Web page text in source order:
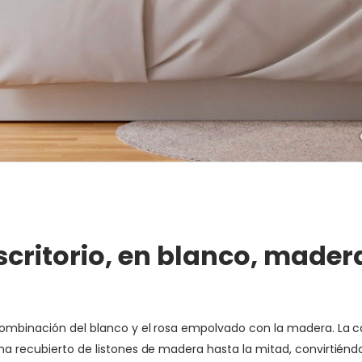
en blanco,
del blanco y el rosa empolvado con la madera. La
recubierto de listones de madera hasta la mitad,